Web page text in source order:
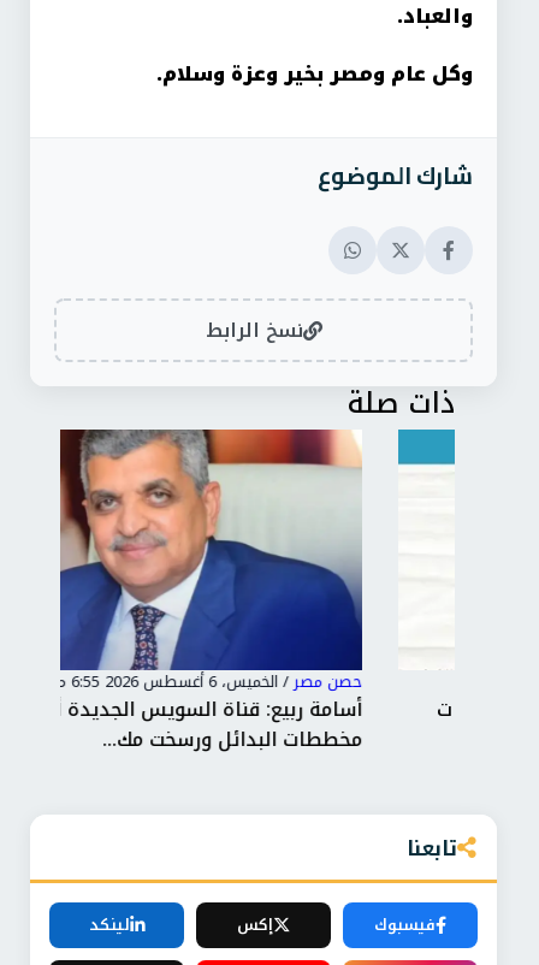
والعباد.
وكل عام ومصر بخير وعزة وسلام.
شارك الموضوع
نسخ الرابط
ذات صلة
الخميس، 6 أغسطس 2026 6:55 م
أسامة ربيع: قناة السويس الجديدة أحبطت
مخططات البدائل ورسخت مك...
تابعنا
فيسبوك إكس
لينكد